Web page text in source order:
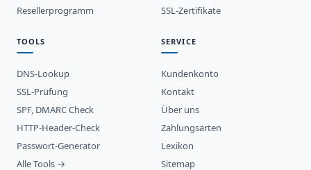
Resellerprogramm
SSL-Zertifikate
TOOLS
DNS-Lookup
SSL-Prüfung
SPF, DMARC Check
HTTP-Header-Check
Passwort-Generator
Alle Tools →
SERVICE
Kundenkonto
Kontakt
Über uns
Zahlungsarten
Lexikon
Sitemap